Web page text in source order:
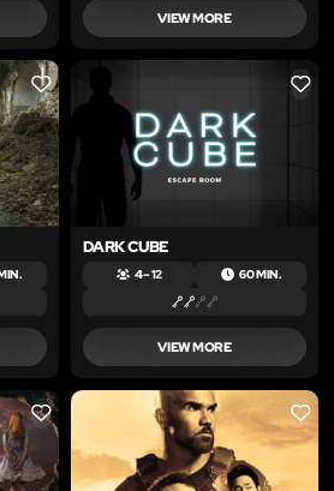
VIEW MORE
LIKE LIKE
DARK CUBE
4 – 12 60 MIN.
VIEW MORE
LIKE LIKE